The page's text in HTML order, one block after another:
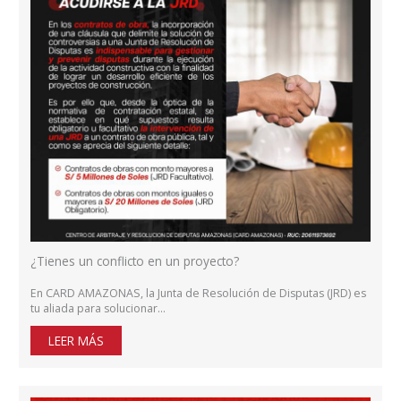
¿Tienes un conflicto en un proyecto?
En CARD AMAZONAS, la Junta de Resolución de Disputas (JRD) es
tu aliada para solucionar…
LEER MÁS